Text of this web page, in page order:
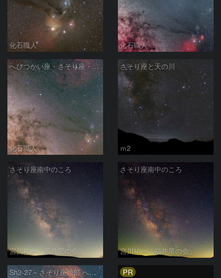
化石職人 化石職人
へびつかい座・さそり座・いて座と天の川
化石職人
さそり座と天の川
ｍ2
さそり座南中のころ
宮川祐一「福井星の会」
さそり座南中のころ
宮川祐一「福井星の会」
Sh2-27～さそり座頭部 へびつかい座 さそり座 PR